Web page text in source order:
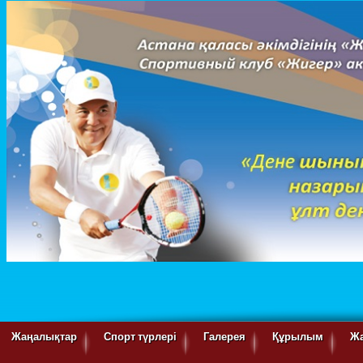
Жаңалықтар Спорт түрлері Галерея Құрылым